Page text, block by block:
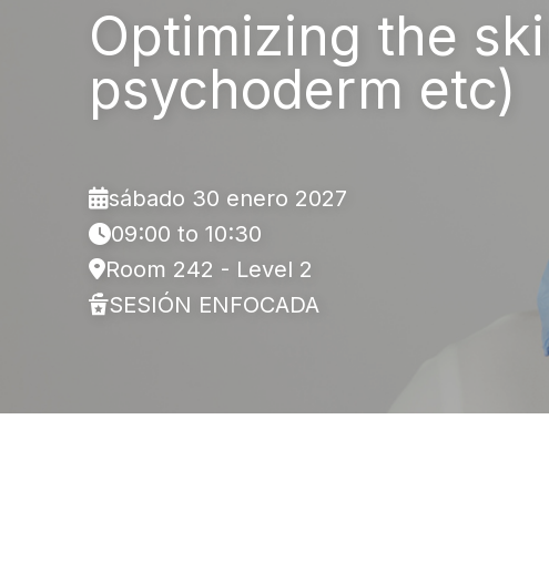
Optimizing the
psychoderm etc)
sábado 30 enero 2027
09:00 to 10:30
Room 242 - Level 2
SESIÓN ENFOCADA